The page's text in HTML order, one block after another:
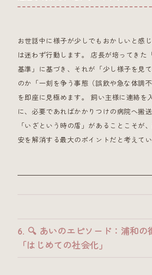
お世話中に様子が少しでもおかしいと感
は迷わず行動します。 店長が培ってきた
基準」に基づき、それが「少し様子を見
のか「一刻を争う事態（誤飲や急な体調
を即座に見極めます。 飼い主様に連絡を
に、必要であればかかりつけの病院へ搬
「いざという時の盾」があることこそが
安を解消する最大のポイントだと考えてい
6. 🔍 あいのエピソード：浦和の
「はじめての社会化」